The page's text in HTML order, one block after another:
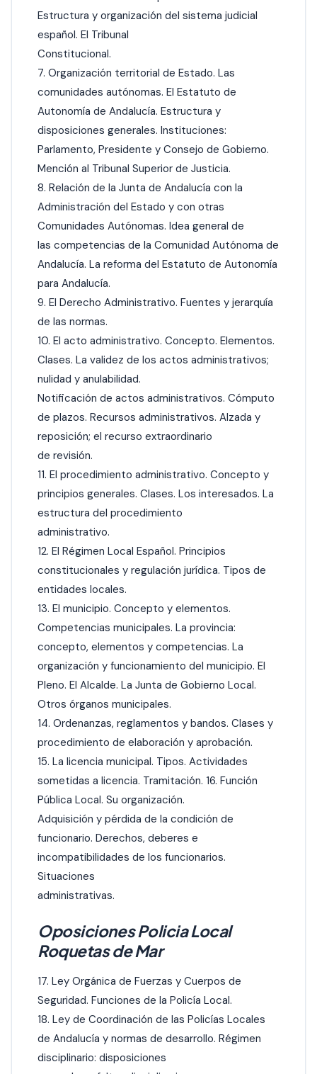
Estructura y organización del sistema judicial
español. El Tribunal
Constitucional.
7. Organización territorial de Estado. Las
comunidades autónomas. El Estatuto de
Autonomía de Andalucía. Estructura y
disposiciones generales. Instituciones:
Parlamento, Presidente y Consejo de Gobierno.
Mención al Tribunal Superior de Justicia.
8. Relación de la Junta de Andalucía con la
Administración del Estado y con otras
Comunidades Autónomas. Idea general de
las competencias de la Comunidad Autónoma de
Andalucía. La reforma del Estatuto de Autonomía
para Andalucía.
9. El Derecho Administrativo. Fuentes y jerarquía
de las normas.
10. El acto administrativo. Concepto. Elementos.
Clases. La validez de los actos administrativos;
nulidad y anulabilidad.
Notificación de actos administrativos. Cómputo
de plazos. Recursos administrativos. Alzada y
reposición; el recurso extraordinario
de revisión.
11. El procedimiento administrativo. Concepto y
principios generales. Clases. Los interesados. La
estructura del procedimiento
administrativo.
12. El Régimen Local Español. Principios
constitucionales y regulación jurídica. Tipos de
entidades locales.
13. El municipio. Concepto y elementos.
Competencias municipales. La provincia:
concepto, elementos y competencias. La
organización y funcionamiento del municipio. El
Pleno. El Alcalde. La Junta de Gobierno Local.
Otros órganos municipales.
14. Ordenanzas, reglamentos y bandos. Clases y
procedimiento de elaboración y aprobación.
15. La licencia municipal. Tipos. Actividades
sometidas a licencia. Tramitación. 16. Función
Pública Local. Su organización.
Adquisición y pérdida de la condición de
funcionario. Derechos, deberes e
incompatibilidades de los funcionarios.
Situaciones
administrativas.
Oposiciones Policia Local
Roquetas de Mar
17. Ley Orgánica de Fuerzas y Cuerpos de
Seguridad. Funciones de la Policía Local.
18. Ley de Coordinación de las Policías Locales
de Andalucía y normas de desarrollo. Régimen
disciplinario: disposiciones